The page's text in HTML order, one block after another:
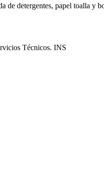
detergentes, papel toalla y
Técnicos. INS